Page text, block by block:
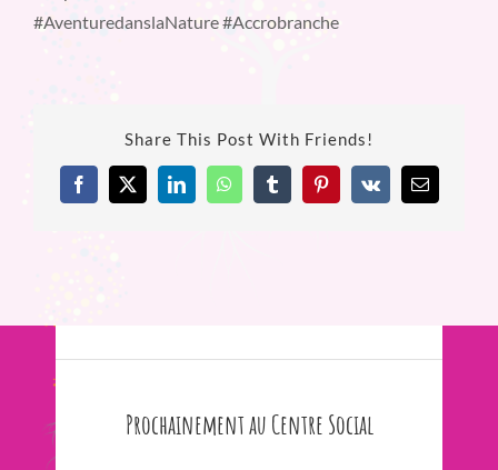
#AventuredanslaNature #Accrobranche
Share This Post With Friends!
Facebook
X LinkedInWhatsAppTumblrPinterest
Vk Email
Prochainement au Centre Social